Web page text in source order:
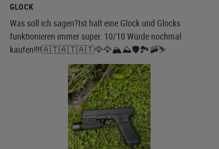
GLOCK
Was soll ich sagen?Ist halt eine Glock und Glocks
funktionieren immer super. 10/10 Würde nochmal
kaufen!!!!🇦🇹🇦🇹🇦🇹🦅🦅🏔️⛰️🛡️🏞️🚠⛷️